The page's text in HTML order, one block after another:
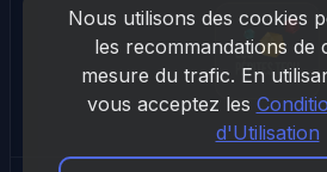
Nous utilisons des cookies
les recommandations de
mesure du trafic. En
vous acceptez les
d'Utilisation